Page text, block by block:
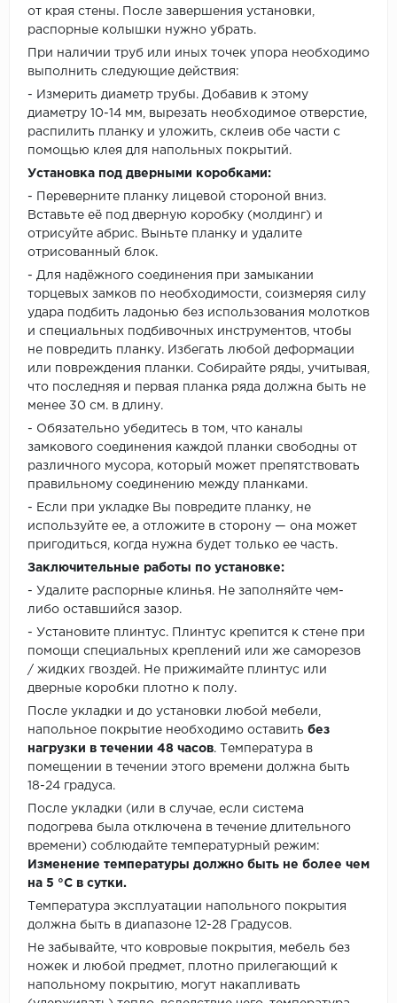
от края стены. После завершения установки,
распорные колышки нужно убрать.
При наличии труб или иных точек упора необходимо
выполнить следующие действия:
- Измерить диаметр трубы. Добавив к этому
диаметру 10-14 мм, вырезать необходимое отверстие,
распилить планку и уложить, склеив обе части с
помощью клея для напольных покрытий.
Установка под дверными коробками:
- Переверните планку лицевой стороной вниз.
Вставьте её под дверную коробку (молдинг) и
отрисуйте абрис. Выньте планку и удалите
отрисованный блок.
- Для надёжного соединения при замыкании
торцевых замков по необходимости, соизмеряя силу
удара подбить ладонью без использования молотков
и специальных подбивочных инструментов, чтобы
не повредить планку. Избегать любой деформации
или повреждения планки. Собирайте ряды, учитывая,
что последняя и первая планка ряда должна быть не
менее 30 см. в длину.
- Обязательно убедитесь в том, что каналы
замкового соединения каждой планки свободны от
различного мусора, который может препятствовать
правильному соединению между планками.
- Если при укладке Вы повредите планку, не
используйте ее, а отложите в сторону — она может
пригодиться, когда нужна будет только ее часть.
Заключительные работы по установке:
- Удалите распорные клинья. Не заполняйте чем-
либо оставшийся зазор.
- Установите плинтус. Плинтус крепится к стене при
помощи специальных креплений или же саморезов
/ жидких гвоздей. Не прижимайте плинтус или
дверные коробки плотно к полу.
После укладки и до установки любой мебели,
напольное покрытие необходимо оставить без
нагрузки в течении 48 часов. Температура в
помещении в течении этого времени должна быть
18-24 градуса.
После укладки (или в случае, если система
подогрева была отключена в течение длительного
времени) соблюдайте температурный режим:
Изменение температуры должно быть не более чем
на 5 °C в сутки.
Температура эксплуатации напольного покрытия
должна быть в диапазоне 12-28 Градусов.
Не забывайте, что ковровые покрытия, мебель без
ножек и любой предмет, плотно прилегающий к
напольному покрытию, могут накапливать